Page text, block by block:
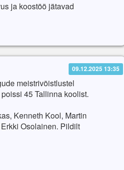
ja koostöö jätavad
09.12.2025 13:35
meistrivõistlustel
45 Tallinna koolist.
Kenneth Kool, Martin
Osolainen. Pildilt